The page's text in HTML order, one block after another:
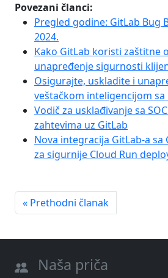
Povezani članci:
Pregled godine: GitLab Bug
2024.
Kako GitLab koristi zaštitne
unapređenje sigurnosti
Osigurajte, uskladite i
veštačkom inteligencijom sa
Vodič za usklađivanje sa
zahtevima uz GitLab
Nova integracija GitLab-a sa
za sigurnije Cloud Run
« Prethodni članak
Naša priča